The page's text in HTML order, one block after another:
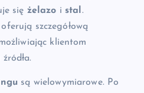
się żelazo i stal.
szczegółową
klientom
są wielowymiarowe. Po